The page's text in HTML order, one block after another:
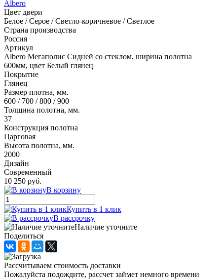
Albero
Цвет двери
Белое / Серое / Светло-коричневое / Светлое
Страна производства
Россия
Артикул
Albero Мегаполис Сидней со стеклом, ширина полотна
600мм, цвет Белый глянец
Покрытие
Глянец
Размер плотна, мм.
600 / 700 / 800 / 900
Толщина полотна, мм.
37
Конструкция полотна
Царговая
Высота полотна, мм.
2000
Дизайн
Современный
10 250 руб.
В корзину
Купить в 1 клик
В рассрочку
Наличие уточните
Поделиться
Рассчитываем стоимость доставки
Пожалуйста подождите, рассчет займет немного времени